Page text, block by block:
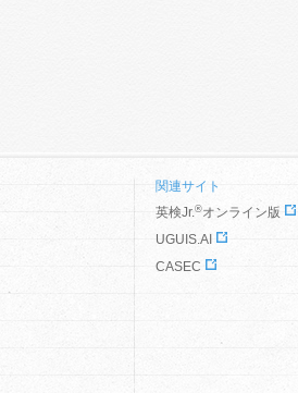
関連サイト
英検Jr.®オンライン版
UGUIS.AI
CASEC